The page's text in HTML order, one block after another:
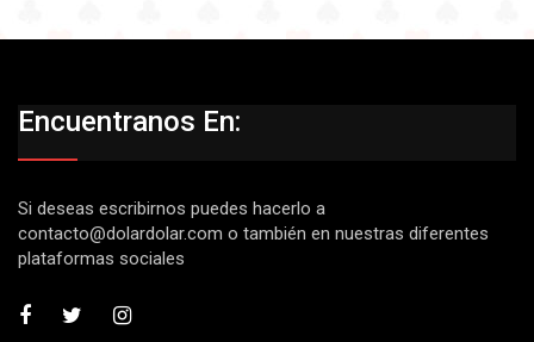
Encuentranos En:
Si deseas escribirnos puedes hacerlo a
contacto@dolardolar.com o también en nuestras diferentes
plataformas sociales